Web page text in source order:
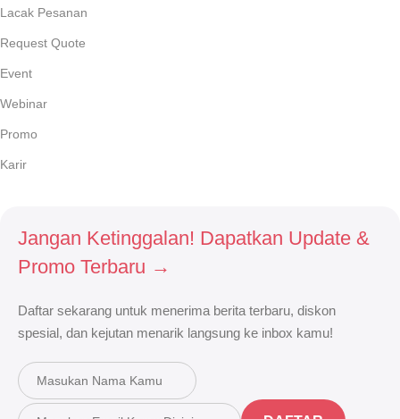
Lacak Pesanan
Request Quote
Event
Webinar
Promo
Karir
Jangan Ketinggalan! Dapatkan Update &
Promo Terbaru →
Daftar sekarang untuk menerima berita terbaru, diskon
spesial, dan kejutan menarik langsung ke inbox kamu!